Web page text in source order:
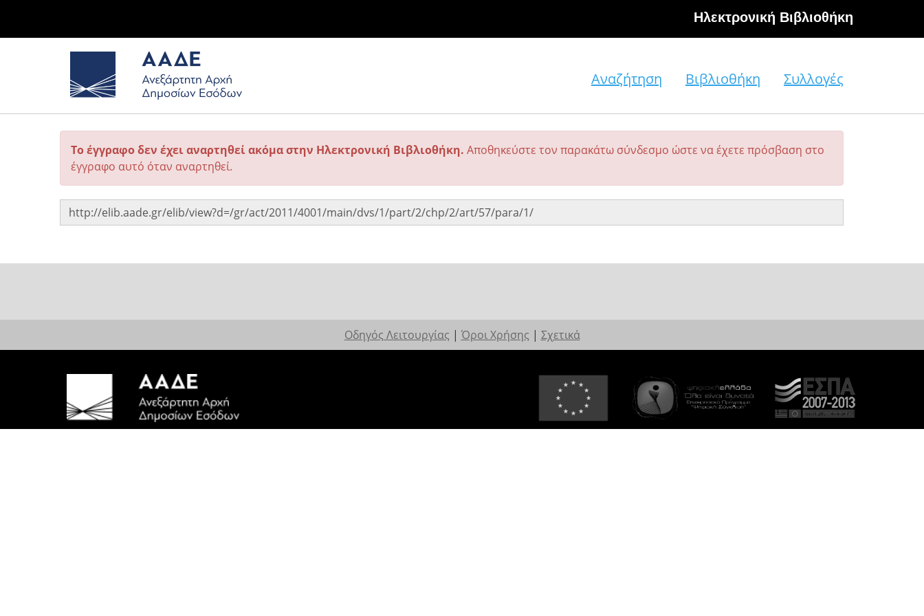
Hλεκτρονική Βιβλιοθήκη
Αναζήτηση Βιβλιοθήκη Συλλογές
Το έγγραφο δεν έχει αναρτηθεί ακόμα στην Ηλεκτρονική Βιβλιοθήκη. Αποθηκεύστε τον παρακάτω σύνδεσμο ώστε να έχετε πρόσβαση στο
έγγραφο αυτό όταν αναρτηθεί.
Οδηγός Λειτουργίας | Όροι Χρήσης | Σχετικά